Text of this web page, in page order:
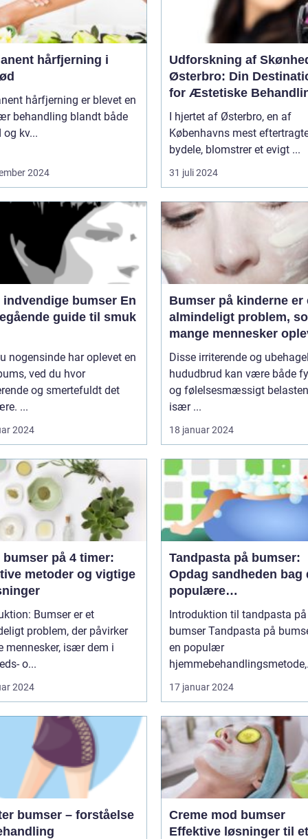
hårfjerning i
hårfjerning er blevet en
behandling blandt både
kv...
2024
Udforskning af
Østerbro: Din
for Æstetiske
I hjertet af Østerbro, en af
Københavns mest
bydele, blomstrer et evigt ...
31 juli 2024
bumser En
guide til smuk
nogensinde har oplevet en
ved du hvor
og smertefuldt det
...
2024
Bumser på kinderne er
almindeligt problem,
mange mennesker
løbet af deres liv
Disse irriterende og
hududbrud kan være både
og følelsesmæssigt
især ...
18 januar 2024
bumser på 4 timer:
metoder og vigtige
Bumser er et
problem, der påvirker
mennesker, især dem i
o...
2024
Tandpasta på bumser:
Opdag sandheden bag
populære
Introduktion til tandpasta på
bumser Tandpasta på bumser er
en populær
hjemmebehandlingsmetode,
som...
17 januar 2024
bumser – forståelse
Creme mod bumser
Effektive løsninger til et